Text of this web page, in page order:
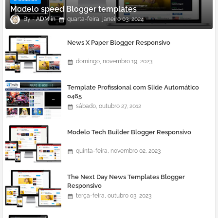
Modelo speed Blogger templates
ADM quarta-feira, janeiro 03, 2024
News X Paper Blogger Responsivo
domingo, novembro 19, 2023
Template Profissional com Slide Automático
0465
sábado, outubro 27, 2012
Modelo Tech Builder Blogger Responsivo
quinta-feira, novembro 02, 2023
The Next Day News Templates Blogger
Responsivo
terça-feira, outubro 03, 2023